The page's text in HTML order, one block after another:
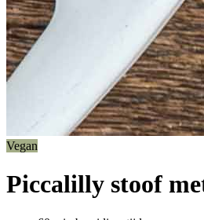
Vegan
Piccalilly stoof